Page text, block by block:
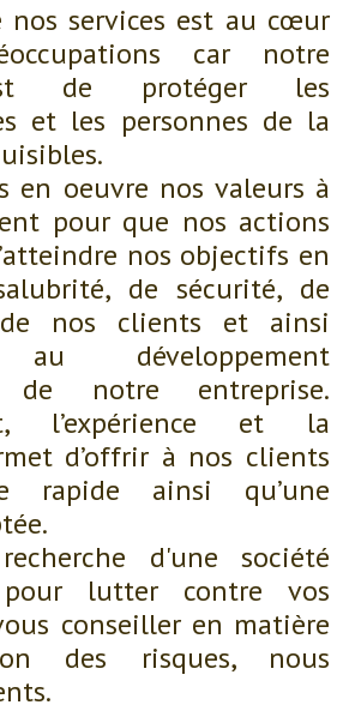
services est au cœur
car notre
de protéger les
et les personnes de la
en oeuvre nos valeurs à
pour que nos actions
nos objectifs en
de sécurité, de
nos clients et ainsi
au développement
de notre entreprise.
l’expérience et la
d’offrir à nos clients
rapide ainsi qu’une
d'une société
pour lutter contre vos
conseiller en matière
des risques, nous